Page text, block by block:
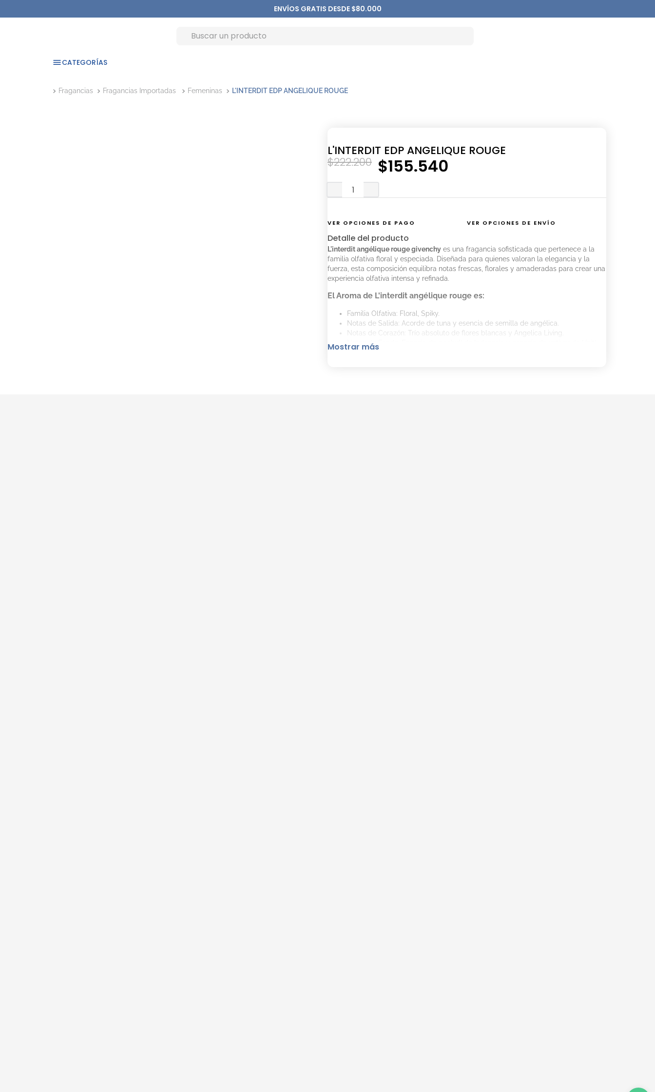
ENVÍOS GRATIS DESDE $80.000
CATEGORÍAS
Fragancias Fragancias Importadas Femeninas L'INTERDIT EDP ANGELIQUE ROUGE
L'INTERDIT EDP ANGELIQUE ROUGE
$222.200 $155.540
VER OPCIONES DE PAGO VER OPCIONES DE ENVÍO
Detalle del producto
L'interdit angélique rouge givenchy es una fragancia sofisticada que pertenece a la
familia olfativa floral y especiada. Diseñada para quienes valoran la elegancia y la
fuerza, esta composición equilibra notas frescas, florales y amaderadas para crear una
experiencia olfativa intensa y refinada.
El Aroma de L'interdit angélique rouge es:
Familia Olfativa: Floral, Spiky.
Notas de Salida: Acorde de tuna y esencia de semilla de angélica.
Notas de Corazón: Trío absoluto de flores blancas y Angelica Living.
Notas de Fondo: Esencia de pachulí de Indonesia y esencia de vetiver de Haití.
Mostrar más